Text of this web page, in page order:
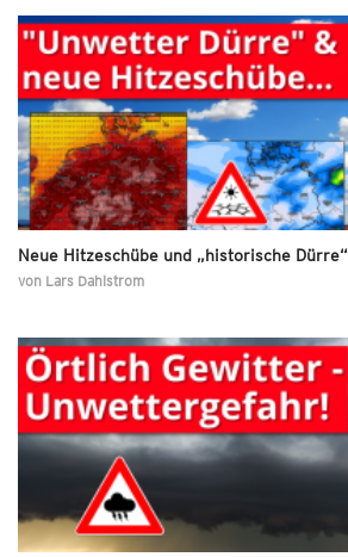
Neue Hitzeschübe und „historische Dürre“
von Lars Dahlstrom